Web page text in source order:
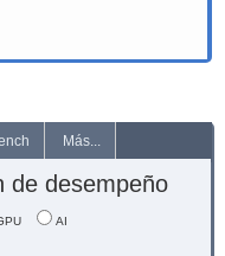
Más...
de desempeño
AI